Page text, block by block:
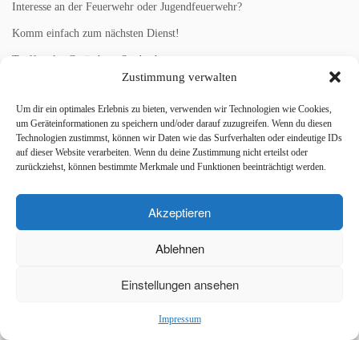
Zustimmung verwalten
Um dir ein optimales Erlebnis zu bieten, verwenden wir Technologien wie Cookies,
um Geräteinformationen zu speichern und/oder darauf zuzugreifen. Wenn du diesen
Technologien zustimmst, können wir Daten wie das Surfverhalten oder eindeutige IDs
auf dieser Website verarbeiten. Wenn du deine Zustimmung nicht erteilst oder
zurückziehst, können bestimmte Merkmale und Funktionen beeinträchtigt werden.
Akzeptieren
Ablehnen
Einstellungen ansehen
Impressum
Interesse an der Feuerwehr oder Jugendfeuerwehr?
Komm einfach zum nächsten Dienst!
Treffpunkt: Gerätehaus Starbach.
·© 2026 Förderverein der Freiwilligen Feuerwehr Starbach e.V.· Präsentiert von
·
Entworfen mit dem
Customizr-Theme